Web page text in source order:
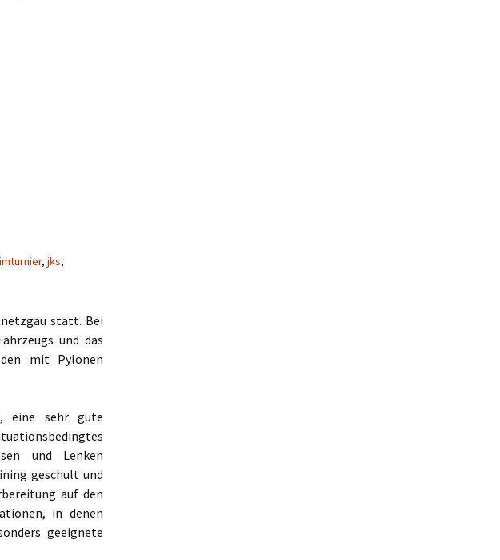
, jks,
statt. Bei
und das
mit Pylonen
eine sehr gute
und Lenken
geschult und
auf den
in denen
geeignete